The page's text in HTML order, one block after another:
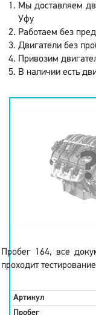
Мы доставляем
Уфу
Работаем без
Двигатели без
Привозим
В наличии есть
Пробег 164, все
проходит
Артикул
Пробег